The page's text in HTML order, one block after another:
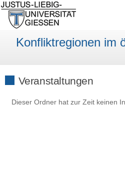
Konfliktregionen im
Veranstaltungen
Dieser Ordner hat zur Zeit keinen